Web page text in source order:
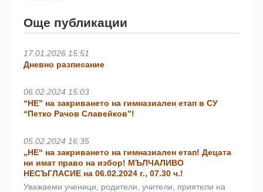
Още публикации
17.01.2026 15:51
Дневно разписание
06.02.2024 15:03
“НЕ” на закриването на гимназиален етап в СУ
“Петко Рачов Славейков”!
05.02.2024 16:35
„НЕ“ на закриването на гимназиален етап! Децата
ни имат право на избор! МЪЛЧАЛИВО
НЕСЪГЛАСИЕ на 06.02.2024 г., 07.30 ч.!
Уважаеми ученици, родители, учители, приятели на